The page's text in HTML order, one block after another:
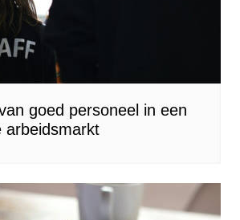
goed personeel in een
arbeidsmarkt